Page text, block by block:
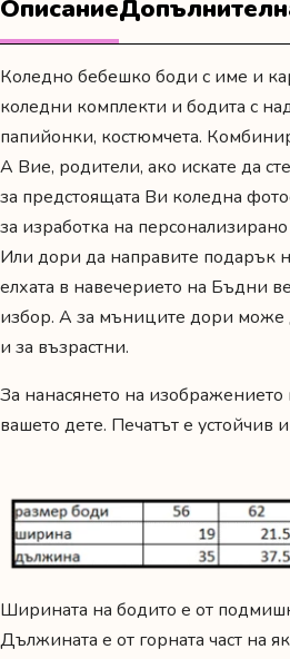
Описание
Коледно бебешко боди с име и
коледни комплекти и бодита с
папийонки, костюмчета.
А Вие, родители, ако искате да
за предстоящата Ви коледна
за изработка на
Или дори да направите подарък
елхата в навечерието на Бъдни
избор. А за мъниците дори може
и за възрастни.
За нанасянето на
вашето дете. Печатът е
Ширината на бодито е от
Дължината е от горната част на